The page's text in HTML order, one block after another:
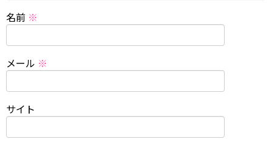
名前 ※
メール ※
サイト